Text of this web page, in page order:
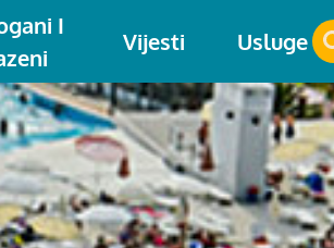
I
Vijesti Usluge